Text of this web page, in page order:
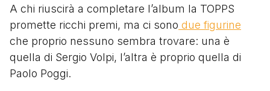
A chi riuscirà a completare l’album la TOPPS
promette ricchi premi, ma ci sono due figurine
che proprio nessuno sembra trovare: una è
quella di Sergio Volpi, l’altra è proprio quella di
Paolo Poggi.